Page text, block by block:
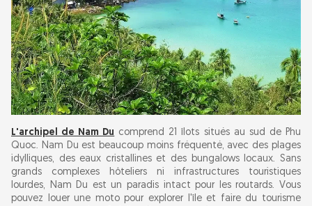
L'archipel de Nam Du comprend 21 îlots situés au sud de Phu
Quoc. Nam Du est beaucoup moins fréquenté, avec des plages
idylliques, des eaux cristallines et des bungalows locaux. Sans
grands complexes hôteliers ni infrastructures touristiques
lourdes, Nam Du est un paradis intact pour les routards. Vous
pouvez louer une moto pour explorer l'île et faire du tourisme